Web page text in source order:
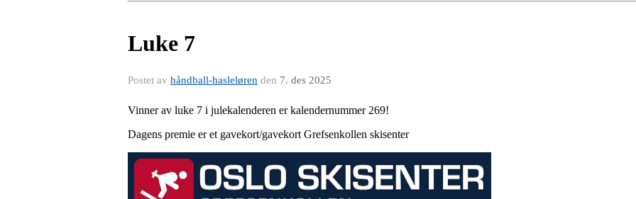
Luke 7
Postet av håndball-hasleløren den 7. des 2025
Vinner av luke 7 i julekalenderen er kalendernummer 269!
Dagens premie er et gavekort/gavekort Grefsenkollen skisenter